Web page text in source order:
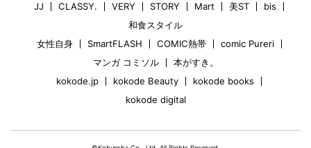
JJ CLASSY. VERY STORY Mart 美ST
bis
和食スタイル
女性自身
SmartFLASH COMIC熱帯
comic Pureri
マンガ コミソル
本がすき。
kokode.jp
kokode Beauty
kokode books
kokode digital